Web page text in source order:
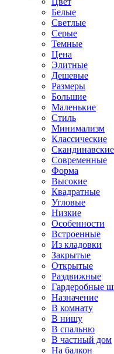
Белые
Светлые
Серые
Темные
Цена
Элитные
Дешевые
Размеры
Большие
Маленькие
Стиль
Минимализм
Классические
Скандинавские
Современные
Форма
Высокие
Квадратные
Угловые
Низкие
Особенности
Встроенные
Из кладовки
Закрытые
Открытые
Раздвижные
Гардеробные
Назначение
В комнату
В нишу
В спальню
В частный дом
На балкон